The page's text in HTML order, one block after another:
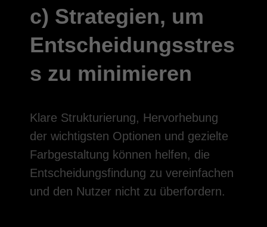
c) Strategien, um
Entscheidungsstres
s zu minimieren
Klare Strukturierung, Hervorhebung
der wichtigsten Optionen und gezielte
Farbgestaltung können helfen, die
Entscheidungsfindung zu vereinfachen
und den Nutzer nicht zu überfordern.